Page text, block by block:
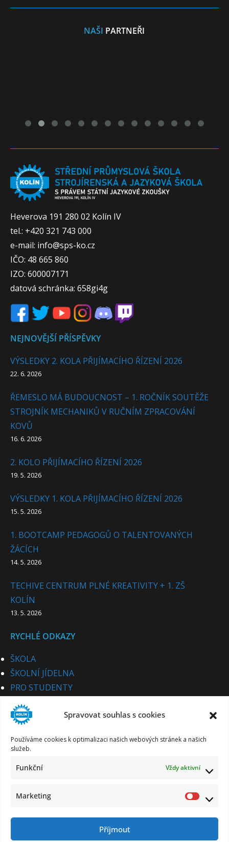
Spravovat souhlas s cookies
Používáme cookies k optimalizaci našich webových stránek a našich
služeb.
Funkční Vždy aktivní
Marketing
Příjmout
NAŠI PARTNEŘI
Heverova 191 280 02 Kolín IV
tel.: +420 321 743 000
e-mail: info@sps-ko.cz
IČO: 48 665 860
IZO: 600007171
datová schránka: 658gi4g
NEJNOVĚJŠÍ PŘÍSPĚVKY
VÝSLEDKY 2. KOLA PŘIJÍMACÍHO ŘÍZENÍ 2026
22. 6. 2026
ŘEMESLO MÁ BUDOUCNOST – 1. ROČNÍK SOUTĚŽE
STROJNÍK MECHANIKŮ V RUČNÍM ZPRACOVÁNÍ
KOVŮ
16. 6. 2026
2. KOLO PŘIJÍMACÍHO ŘÍZENÍ 2026
19. 5. 2026
VÝSLEDKY 1. KOLA PŘIJÍMACÍHO ŘÍZENÍ 2026
15. 5. 2026
1. BOOTCAMP PEDAGOGŮ O TALENTOVANÝCH
ŽÁCÍCH
14. 5. 2026
TECHIVE CENTRUM PLNÉ KREATIVITY + 1. ZŠ
KOLÍN
13. 5. 2026
RYCHLÉ ODKAZY
ŠKOLA
ŠKOLNÍ JÍDELNA
PRO STUDENTY
PRO UCHAZEČE
STUDIJNÍ OBORY
PRO PARTNERY
KONTAKT
Zásady ochrany osobních údajů